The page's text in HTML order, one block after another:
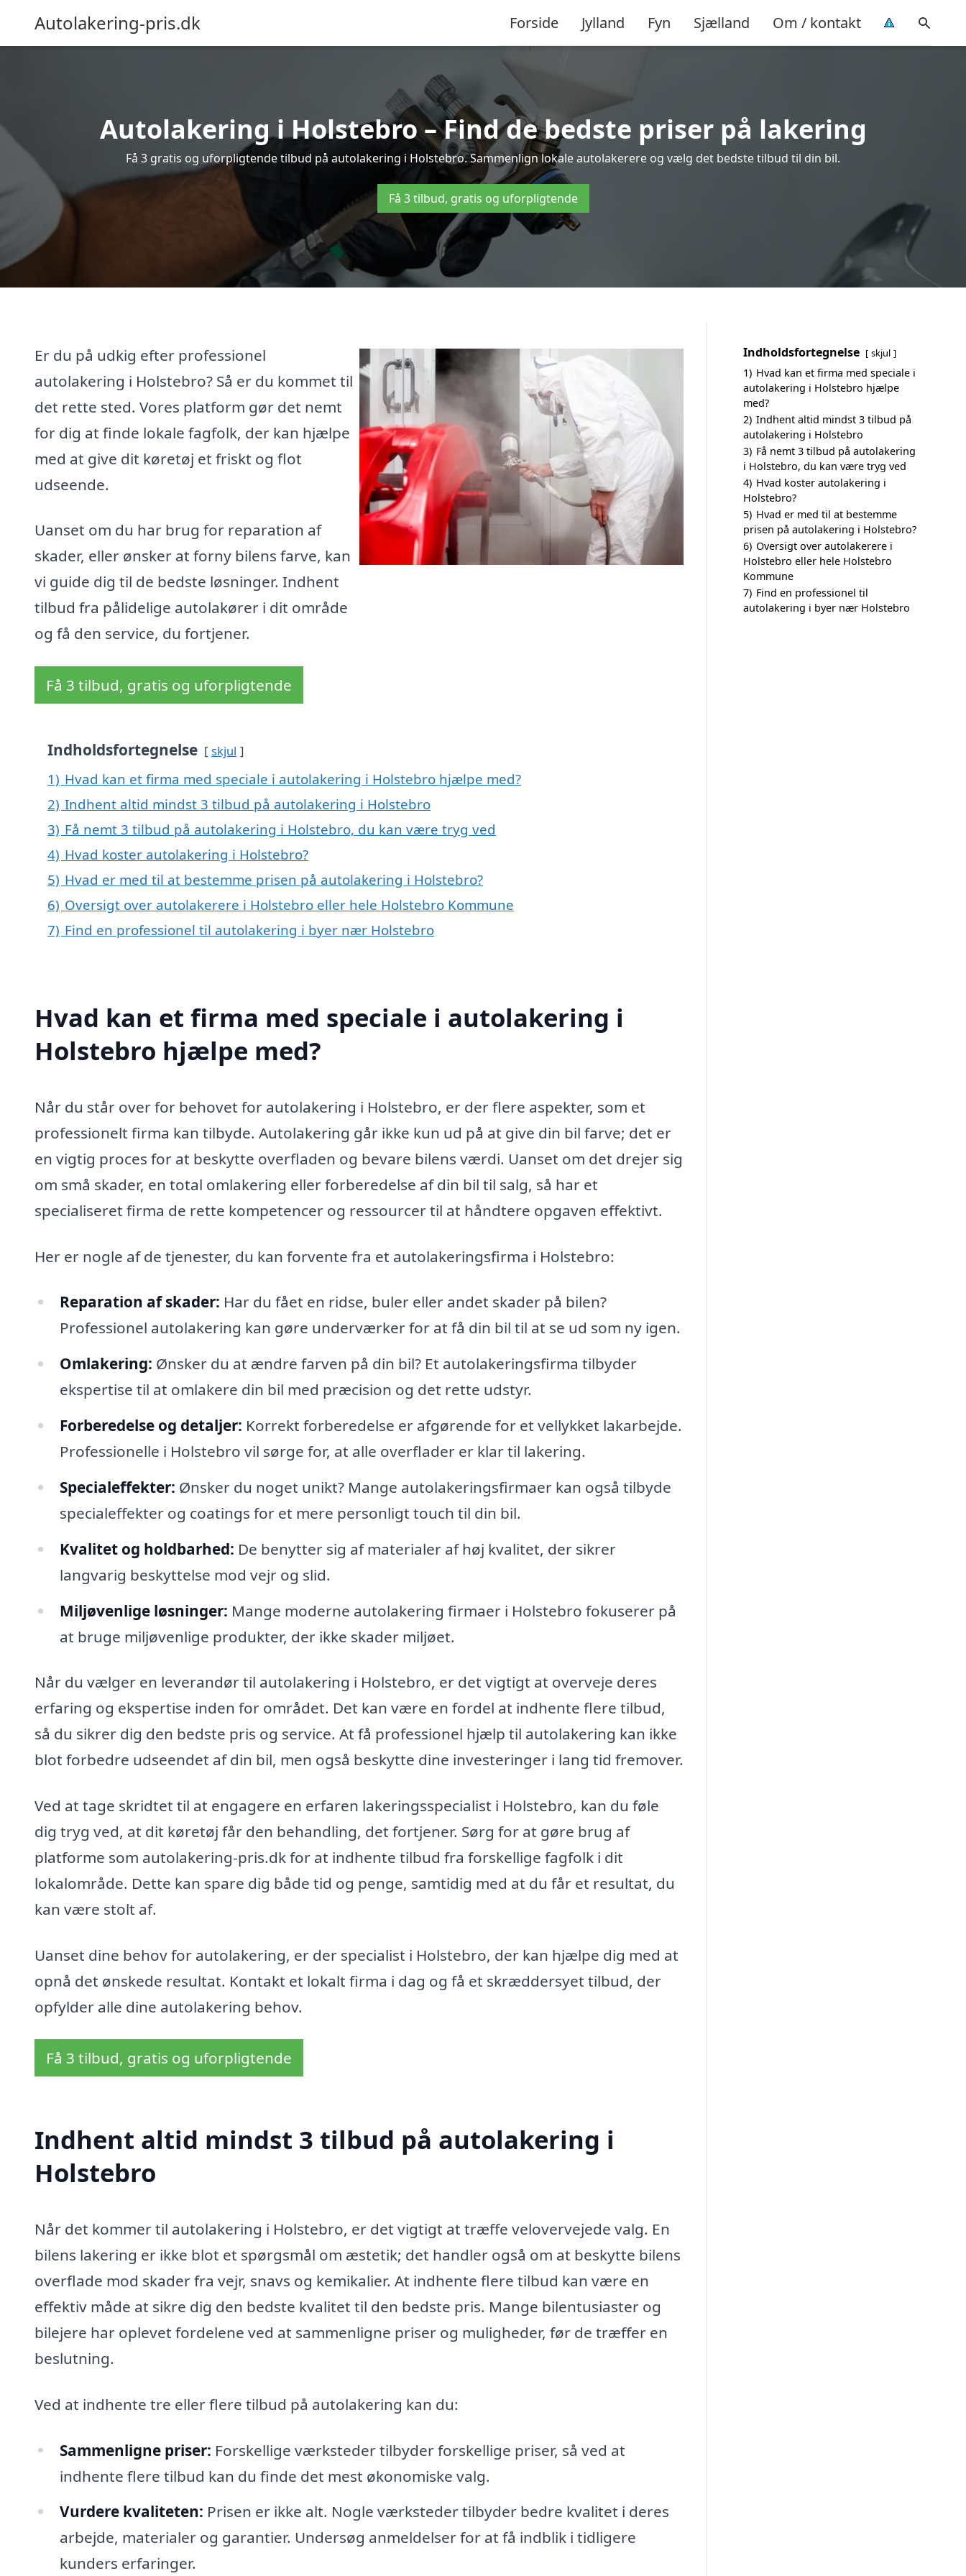
Autolakering-pris.dk Forside Jylland Fyn Sjælland Om / kontakt
Autolakering i Holstebro – Find de bedste priser på lakering
Få 3 gratis og uforpligtende tilbud på autolakering i Holstebro. Sammenlign lokale autolakerere og vælg det bedste tilbud til din bil.
Få 3 tilbud, gratis og uforpligtende
Er du på udkig efter professionel
autolakering i Holstebro? Så er du kommet til
det rette sted. Vores platform gør det nemt
for dig at finde lokale fagfolk, der kan hjælpe
med at give dit køretøj et friskt og flot
udseende.
Uanset om du har brug for reparation af
skader, eller ønsker at forny bilens farve, kan
vi guide dig til de bedste løsninger. Indhent
tilbud fra pålidelige autolakører i dit område
og få den service, du fortjener.
Få 3 tilbud, gratis og uforpligtende
Indholdsfortegnelse skjul
1) Hvad kan et firma med speciale i autolakering i Holstebro hjælpe med?
2) Indhent altid mindst 3 tilbud på autolakering i Holstebro
3) Få nemt 3 tilbud på autolakering i Holstebro, du kan være tryg ved
4) Hvad koster autolakering i Holstebro?
5) Hvad er med til at bestemme prisen på autolakering i Holstebro?
6) Oversigt over autolakerere i Holstebro eller hele Holstebro Kommune
7) Find en professionel til autolakering i byer nær Holstebro
Hvad kan et firma med speciale i autolakering i
Holstebro hjælpe med?
Når du står over for behovet for autolakering i Holstebro, er der flere aspekter, som et
professionelt firma kan tilbyde. Autolakering går ikke kun ud på at give din bil farve; det er
en vigtig proces for at beskytte overfladen og bevare bilens værdi. Uanset om det drejer sig
om små skader, en total omlakering eller forberedelse af din bil til salg, så har et
specialiseret firma de rette kompetencer og ressourcer til at håndtere opgaven effektivt.
Her er nogle af de tjenester, du kan forvente fra et autolakeringsfirma i Holstebro:
Reparation af skader: Har du fået en ridse, buler eller andet skader på bilen?
Professionel autolakering kan gøre underværker for at få din bil til at se ud som ny igen.
Omlakering: Ønsker du at ændre farven på din bil? Et autolakeringsfirma tilbyder
ekspertise til at omlakere din bil med præcision og det rette udstyr.
Forberedelse og detaljer: Korrekt forberedelse er afgørende for et vellykket lakarbejde.
Professionelle i Holstebro vil sørge for, at alle overflader er klar til lakering.
Specialeffekter: Ønsker du noget unikt? Mange autolakeringsfirmaer kan også tilbyde
specialeffekter og coatings for et mere personligt touch til din bil.
Kvalitet og holdbarhed: De benytter sig af materialer af høj kvalitet, der sikrer
langvarig beskyttelse mod vejr og slid.
Miljøvenlige løsninger: Mange moderne autolakering firmaer i Holstebro fokuserer på
at bruge miljøvenlige produkter, der ikke skader miljøet.
Når du vælger en leverandør til autolakering i Holstebro, er det vigtigt at overveje deres
erfaring og ekspertise inden for området. Det kan være en fordel at indhente flere tilbud,
så du sikrer dig den bedste pris og service. At få professionel hjælp til autolakering kan ikke
blot forbedre udseendet af din bil, men også beskytte dine investeringer i lang tid fremover.
Ved at tage skridtet til at engagere en erfaren lakeringsspecialist i Holstebro, kan du føle
dig tryg ved, at dit køretøj får den behandling, det fortjener. Sørg for at gøre brug af
platforme som autolakering-pris.dk for at indhente tilbud fra forskellige fagfolk i dit
lokalområde. Dette kan spare dig både tid og penge, samtidig med at du får et resultat, du
kan være stolt af.
Uanset dine behov for autolakering, er der specialist i Holstebro, der kan hjælpe dig med at
opnå det ønskede resultat. Kontakt et lokalt firma i dag og få et skræddersyet tilbud, der
opfylder alle dine autolakering behov.
Få 3 tilbud, gratis og uforpligtende
Indhent altid mindst 3 tilbud på autolakering i
Holstebro
Når det kommer til autolakering i Holstebro, er det vigtigt at træffe velovervejede valg. En
bilens lakering er ikke blot et spørgsmål om æstetik; det handler også om at beskytte bilens
overflade mod skader fra vejr, snavs og kemikalier. At indhente flere tilbud kan være en
effektiv måde at sikre dig den bedste kvalitet til den bedste pris. Mange bilentusiaster og
bilejere har oplevet fordelene ved at sammenligne priser og muligheder, før de træffer en
beslutning.
Ved at indhente tre eller flere tilbud på autolakering kan du:
Sammenligne priser: Forskellige værksteder tilbyder forskellige priser, så ved at
indhente flere tilbud kan du finde det mest økonomiske valg.
Vurdere kvaliteten: Prisen er ikke alt. Nogle værksteder tilbyder bedre kvalitet i deres
arbejde, materialer og garantier. Undersøg anmeldelser for at få indblik i tidligere
kunders erfaringer.
Indholdsfortegnelse skjul
1) Hvad kan et firma med speciale i
autolakering i Holstebro hjælpe
med?
2) Indhent altid mindst 3 tilbud på
autolakering i Holstebro
3) Få nemt 3 tilbud på autolakering
i Holstebro, du kan være tryg ved
4) Hvad koster autolakering i
Holstebro?
5) Hvad er med til at bestemme
prisen på autolakering i Holstebro?
6) Oversigt over autolakerere i
Holstebro eller hele Holstebro
Kommune
7) Find en professionel til
autolakering i byer nær Holstebro